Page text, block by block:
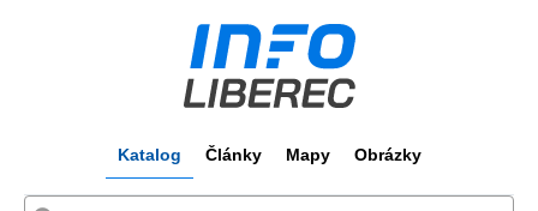
Katalog Články Mapy Obrázky